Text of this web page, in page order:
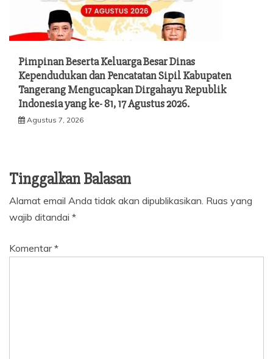
Pimpinan Beserta Keluarga Besar Dinas
Kependudukan dan Pencatatan Sipil Kabupaten
Tangerang Mengucapkan Dirgahayu Republik
Indonesia yang ke- 81, 17 Agustus 2026.
Agustus 7, 2026
Tinggalkan Balasan
Alamat email Anda tidak akan dipublikasikan. Ruas yang
wajib ditandai *
Komentar*